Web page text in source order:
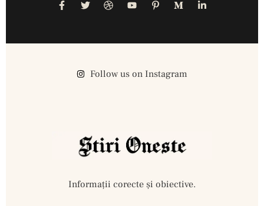
Follow us on Instagram
Informații corecte și obiective.